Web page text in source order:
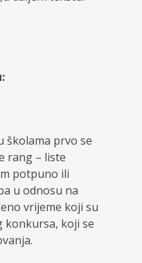
školama prvo se
rang – liste
potpuno ili
u odnosu na
vrijeme koji su
konkursa, koji se